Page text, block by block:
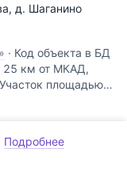
, д. Шаганино
· Код объекта в БД
25 км от МКАД,
площадью
комфорт
С двух сторон
0
0
Подробнее
на веб-сайте